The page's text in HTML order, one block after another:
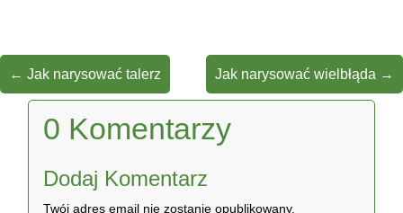
← Jak narysować talerz Jak narysować wielbłąda →
0 Komentarzy
Dodaj Komentarz
Twój adres email nie zostanie opublikowany.